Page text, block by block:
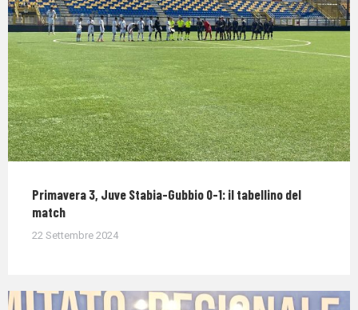
Primavera 3, Juve Stabia-Gubbio 0-1: il tabellino del
match
22 Settembre 2024